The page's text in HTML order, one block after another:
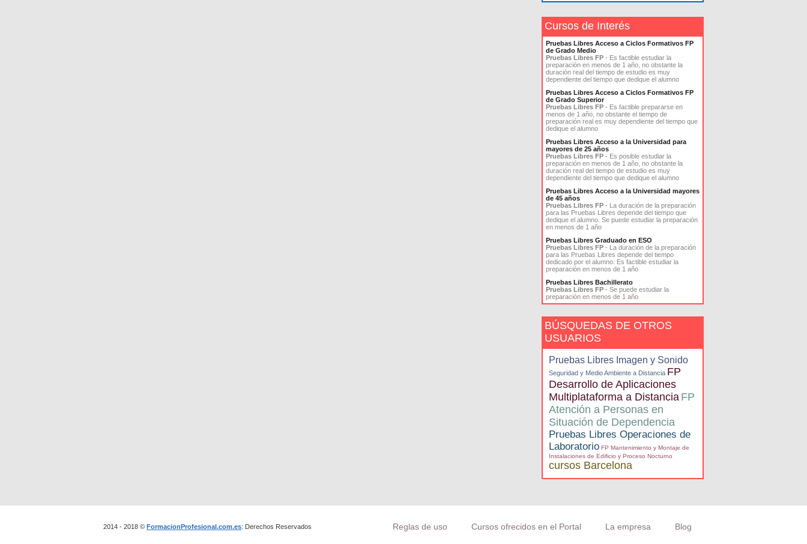
Cursos de Interés
Pruebas Libres Acceso a Ciclos Formativos FP
de Grado Medio
Pruebas Libres FP - Es factible estudiar la
preparación en menos de 1 año, no obstante la
duración real del tiempo de estudio es muy
dependiente del tiempo que dedique el alumno
Pruebas Libres Acceso a Ciclos Formativos FP
de Grado Superior
Pruebas Libres FP - Es factible prepararse en
menos de 1 año, no obstante el tiempo de
preparación real es muy dependiente del tiempo que
dedique el alumno
Pruebas Libres Acceso a la Universidad para
mayores de 25 años
Pruebas Libres FP - Es posible estudiar la
preparación en menos de 1 año, no obstante la
duración real del tiempo de estudio es muy
dependiente del tiempo que dedique el alumno
Pruebas Libres Acceso a la Universidad mayores
de 45 años
Pruebas Libres FP - La duración de la preparación
para las Pruebas Libres depende del tiempo que
dedique el alumno. Se puede estudiar la preparación
en menos de 1 año
Pruebas Libres Graduado en ESO
Pruebas Libres FP - La duración de la preparación
para las Pruebas Libres depende del tiempo
dedicado por el alumno. Es factible estudiar la
preparación en menos de 1 año
Pruebas Libres Bachillerato
Pruebas Libres FP - Se puede estudiar la
preparación en menos de 1 año
BÚSQUEDAS DE OTROS
USUARIOS
Pruebas Libres Imagen y Sonido
Seguridad y Medio Ambiente a Distancia FP
Desarrollo de Aplicaciones
Multiplataforma a Distancia FP
Atención a Personas en
Situación de Dependencia
Pruebas Libres Operaciones de
Laboratorio FP Mantenimiento y Montaje de
Instalaciones de Edificio y Proceso Nocturno
cursos Barcelona
Reglas de uso Cursos ofrecidos en el Portal La empresa Blog
2014 - 2018 © FormacionProfesional.com.es: Derechos Reservados